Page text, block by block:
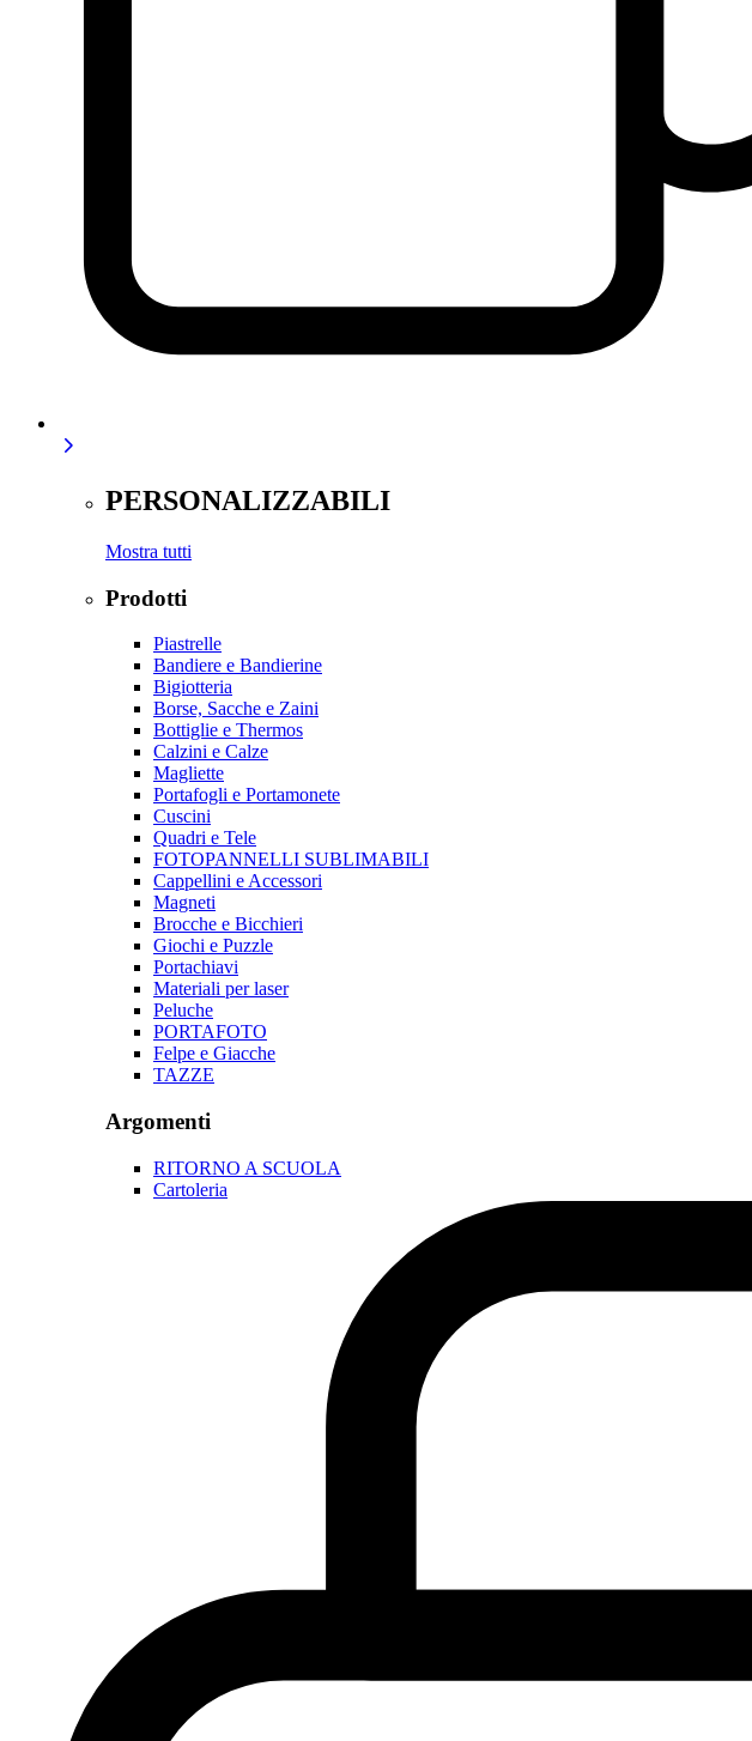
PERSONALIZZABILI
Mostra tutti
Prodotti
Piastrelle
Bandiere e Bandierine
Bigiotteria
Borse, Sacche e Zaini
Bottiglie e Thermos
Calzini e Calze
Magliette
Portafogli e Portamonete
Cuscini
Quadri e Tele
FOTOPANNELLI SUBLIMABILI
Cappellini e Accessori
Magneti
Brocche e Bicchieri
Giochi e Puzzle
Portachiavi
Materiali per laser
Peluche
PORTAFOTO
Felpe e Giacche
TAZZE
Argomenti
RITORNO A SCUOLA
Cartoleria